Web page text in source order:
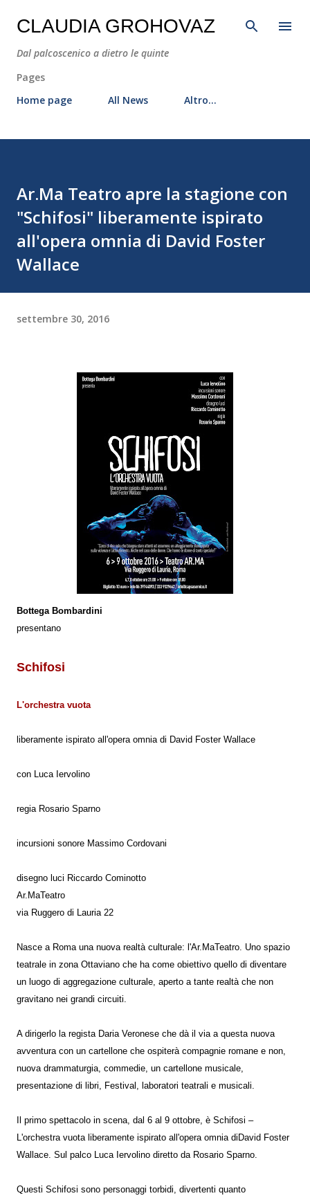
Passa ai contenuti principali
CLAUDIA GROHOVAZ
Dal palcoscenico a dietro le quinte
Pages
Home page
All News Altro…
Ar.Ma Teatro apre la stagione con
"Schifosi" liberamente ispirato
all'opera omnia di David Foster
Wallace
settembre 30, 2016
Bottega Bombardini
presentano
Schifosi
L'orchestra vuota
liberamente ispirato all'opera omnia di David Foster Wallace
con Luca Iervolino
regia Rosario Sparno
incursioni sonore Massimo Cordovani
disegno luci Riccardo Cominotto
Ar.MaTeatro
via Ruggero di Lauria 22
Nasce a Roma una nuova realtà culturale: l'Ar.MaTeatro. Uno spazio
teatrale in zona Ottaviano che ha come obiettivo quello di diventare
un luogo di aggregazione culturale, aperto a tante realtà che non
gravitano nei grandi circuiti.
A dirigerlo la regista Daria Veronese che dà il via a questa nuova
avventura con un cartellone che ospiterà compagnie romane e non,
nuova drammaturgia, commedie, un cartellone musicale,
presentazione di libri, Festival, laboratori teatrali e musicali.
Il primo spettacolo in scena, dal 6 al 9 ottobre, è Schifosi –
L'orchestra vuota liberamente ispirato all'opera omnia diDavid Foster
Wallace. Sul palco Luca Iervolino diretto da Rosario Sparno.
Questi Schifosi sono personaggi torbidi, divertenti quanto